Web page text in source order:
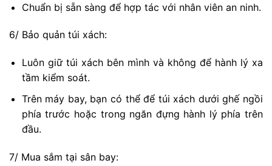
Chuẩn bị sẵn sàng để hợp tác với nhân viên an ninh.
6/ Bảo quản túi xách:
Luôn giữ túi xách bên mình và không để hành lý xa
tầm kiểm soát.
Trên máy bay, bạn có thể để túi xách dưới ghế ngồi
phía trước hoặc trong ngăn đựng hành lý phía trên
đầu.
7/ Mua sắm tại sân bay: